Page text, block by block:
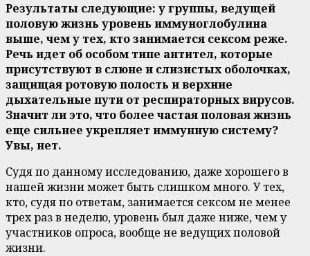
Результаты следующие: у группы, ведущей
половую жизнь уровень иммуноглобулина
выше, чем у тех, кто занимается сексом реже.
Речь идет об особом типе антител, которые
присутствуют в слюне и слизистых оболочках,
защищая ротовую полость и верхние
дыхательные пути от респираторных вирусов.
Значит ли это, что более частая половая жизнь
еще сильнее укрепляет иммунную систему?
Увы, нет.
Судя по данному исследованию, даже хорошего в
нашей жизни может быть слишком много. У тех,
кто, судя по ответам, занимается сексом не менее
трех раз в неделю, уровень был даже ниже, чем у
участников опроса, вообще не ведущих половой
жизни.